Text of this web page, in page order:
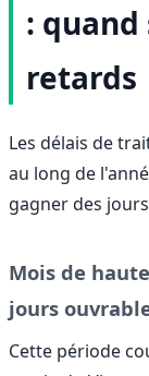
:
retards
Les délais de
au long de
gagner des
Mois de
jours
Cette période